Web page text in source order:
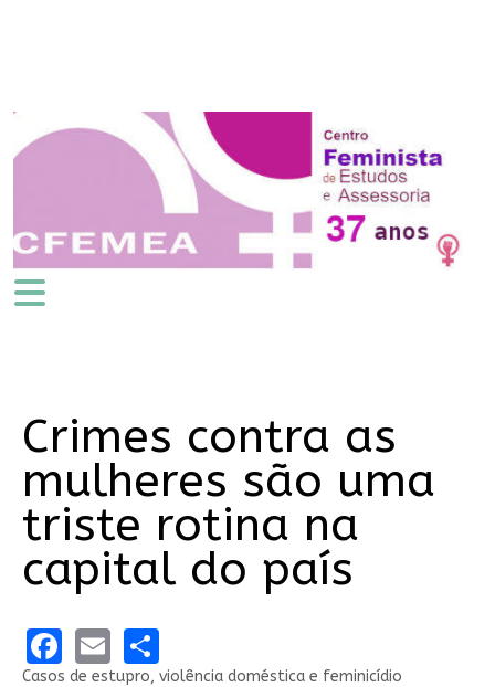
Crimes contra as
mulheres são uma
triste rotina na
capital do país
Facebook
EmailShare
Casos de estupro, violência doméstica e feminicídio